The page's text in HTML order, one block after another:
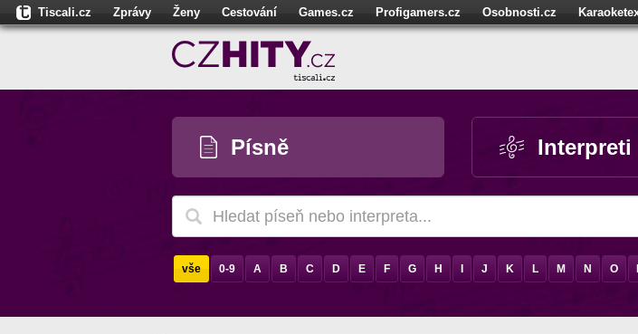
Tiscali.cz Zprávy Ženy Cestování Games.cz Profigamers.cz Osobnosti.cz
Sport Dokina.cz CZhity.cz
Písně Interpreti
vše 0-9 A B C D E F G H J K L M N O